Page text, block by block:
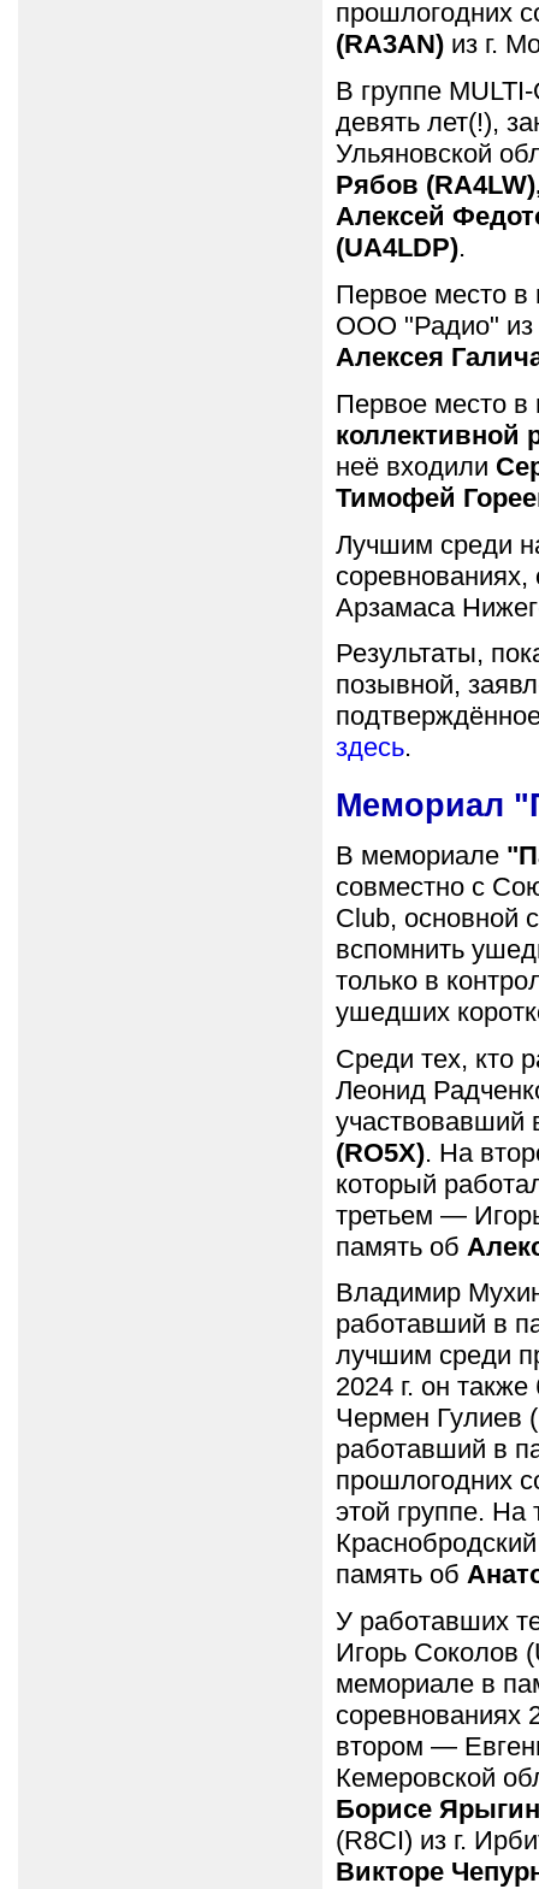
прошлогодних
(RA3AN)из г.
В группе
девять лет(!),
Ульяновской
Рябов
Алексей
(UA4LDP).
Первое место в
ООО "Радио" из
Алексея
Первое место в
коллективной
неё входили
Тимофей
Лучшим среди
соревнованиях,
Арзамаса
Результаты,
позывной,
здесь.
Мемориал
В мемориале
совместно с
Club, основной
вспомнить
только в
ушедших
Среди тех, кто
Леонид
(RО5Х). На
который
третьем —
память об
Владимир
работавший в
лучшим среди
2024 г. он
Чермен Гулиев
работавший в
прошлогодних
этой группе.
память об
У работавших
Игорь Соколов
мемориале в
соревнованиях
втором —
Кемеровской
Борисе
(R8CI) из г.
Викторе